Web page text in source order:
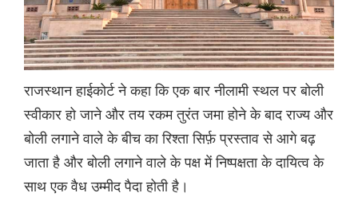
राजस्थान हाईकोर्ट ने कहा कि एक बार नीलामी स्थल पर बोली
स्वीकार हो जाने और तय रकम तुरंत जमा होने के बाद राज्य और
बोली लगाने वाले के बीच का रिश्ता सिर्फ़ प्रस्ताव से आगे बढ़
जाता है और बोली लगाने वाले के पक्ष में निष्पक्षता के दायित्व के
साथ एक वैध उम्मीद पैदा होती है।